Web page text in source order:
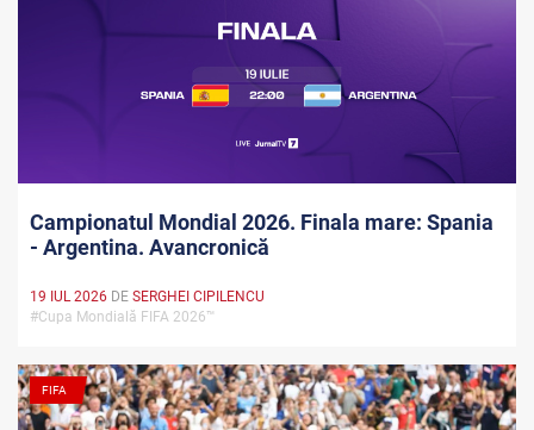
Campionatul Mondial 2026. Finala mare: Spania
- Argentina. Avancronică
19 IUL 2026 DE SERGHEI CIPILENCU
#Cupa Mondială FIFA 2026™
FIFA